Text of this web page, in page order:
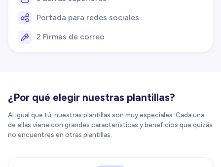
Portada para redes sociales
2 Firmas de correo
¿Por qué elegir nuestras plantillas?
Al igual que tú, nuestras plantillas son muy especiales. Cada una
de ellas viene con grandes características y beneficios que quizás
no encuentres en otras plantillas.